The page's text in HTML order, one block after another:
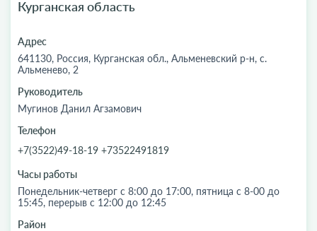
Курганская область
Адрес
641130, Россия, Курганская обл., Альменевский р-н, с.
Альменево, 2
Руководитель
Мугинов Данил Агзамович
Телефон
+7(3522)49-18-19 +73522491819
Часы работы
Понедельник-четверг с 8:00 до 17:00, пятница с 8-00 до
15:45, перерыв с 12:00 до 12:45
Район